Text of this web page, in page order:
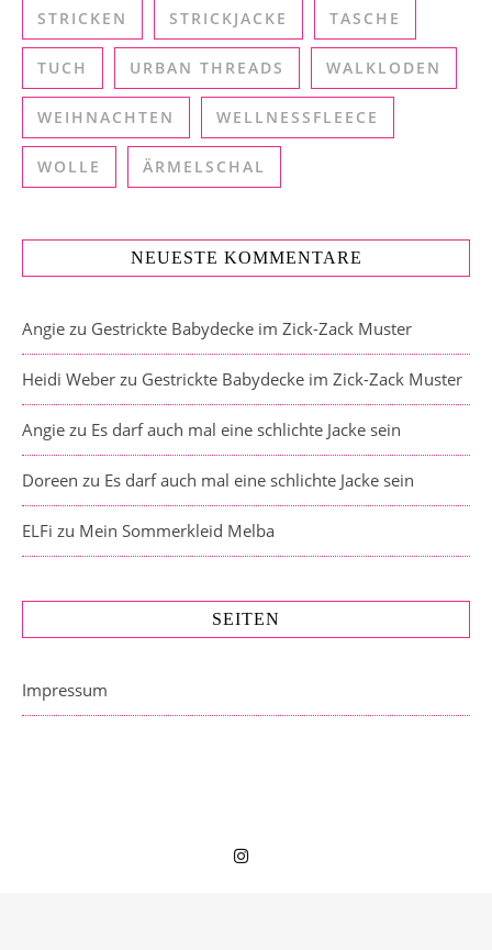
STRICKEN STRICKJACKE TASCHE
TUCH URBAN THREADS WALKLODEN
WEIHNACHTEN WELLNESSFLEECE
WOLLE ÄRMELSCHAL
NEUESTE KOMMENTARE
Angie zu Gestrickte Babydecke im Zick-Zack Muster
Heidi Weber zu Gestrickte Babydecke im Zick-Zack Muster
Angie zu Es darf auch mal eine schlichte Jacke sein
Doreen zu Es darf auch mal eine schlichte Jacke sein
ELFi zu Mein Sommerkleid Melba
SEITEN
Impressum